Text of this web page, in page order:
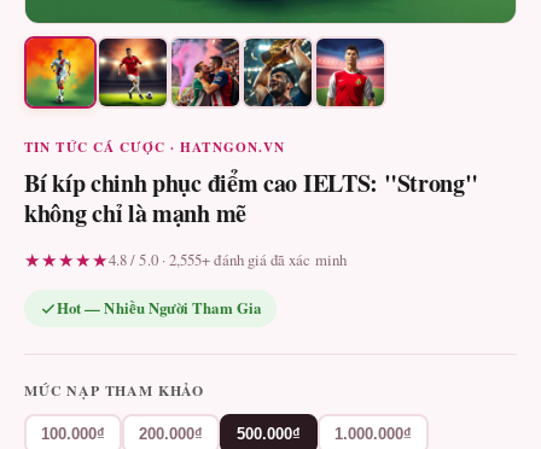
TIN TỨC CÁ CƯỢC · HATNGON.VN
Bí kíp chinh phục điểm cao IELTS: "Strong"
không chỉ là mạnh mẽ
★★★★★4.8 / 5.0 · 2,555+ đánh giá đã xác minh
Hot — Nhiều Người Tham Gia
MỨC NẠP THAM KHẢO
100.000₫ 200.000₫ 500.000₫ 1.000.000₫